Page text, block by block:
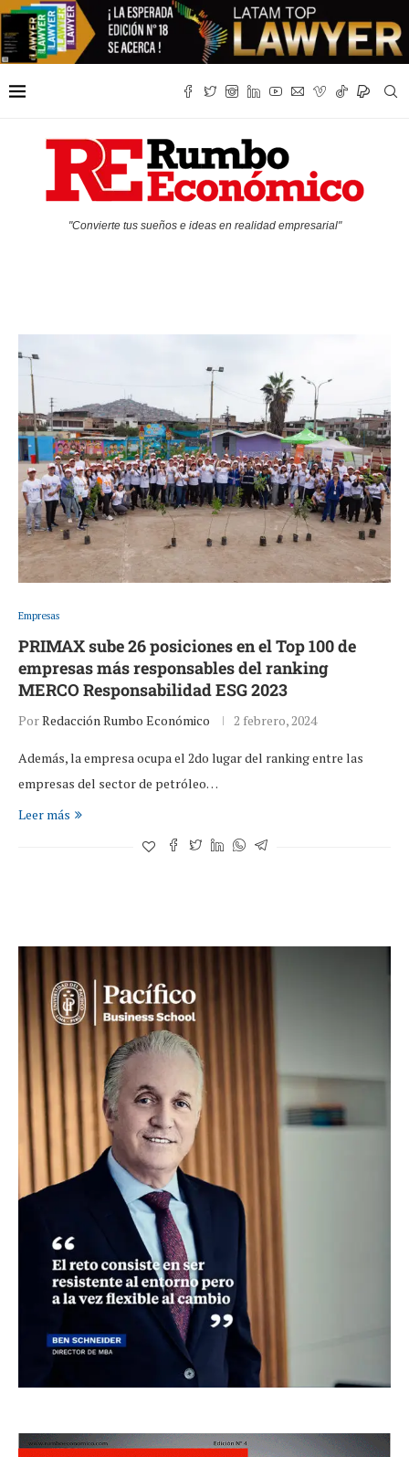
"Convierte tus sueños e ideas en realidad empresarial"
Empresas
PRIMAX sube 26 posiciones en el Top 100 de
empresas más responsables del ranking
MERCO Responsabilidad ESG 2023
PorRedacción Rumbo Económico 2 febrero, 2024
Además, la empresa ocupa el 2do lugar del ranking entre las
empresas del sector de petróleo…
Leer más